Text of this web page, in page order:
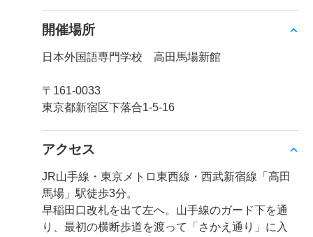
開催場所
日本外国語専門学校 高田馬場新館
〒161-0033
東京都新宿区下落合1-5-16
アクセス
JR山手線・東京メトロ東西線・西武新宿線「高田
馬場」駅徒歩3分。
早稲田口改札を出て左へ。山手線のガード下を通
り、最初の横断歩道を渡って「さかえ通り」に入